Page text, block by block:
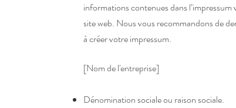
informations contenues dans
site web. Nous vous recommandons de
à créer votre impressum.
[Nom de l'entreprise]
Dénomination sociale ou raison sociale.